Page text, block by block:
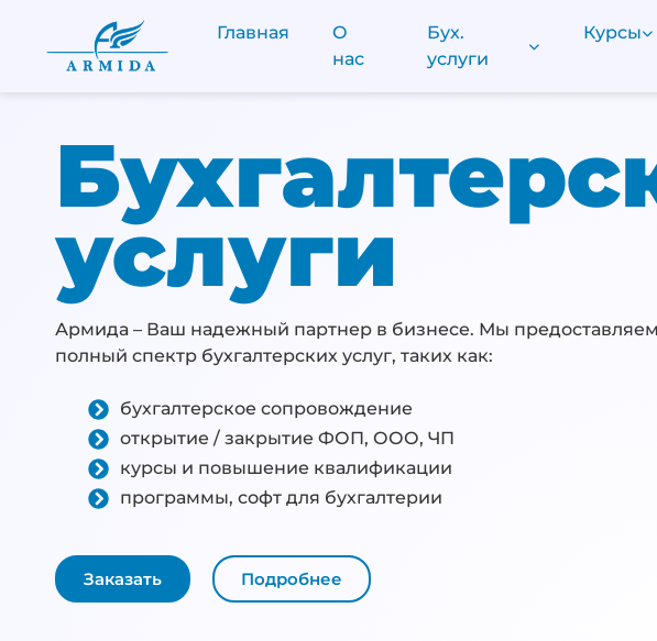
Главная
О
нас
Бух.
услуги
Курсы
услуги
Армида – Ваш надежный партнер в бизнесе. Мы предоставляем
полный спектр бухгалтерских услуг, таких как:
бухгалтерское сопровождение
открытие / закрытие ФОП, ООО, ЧП
курсы и повышение квалификации
программы, софт для бухгалтерии
Заказать Подробнее